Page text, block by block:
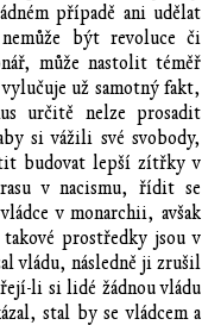
případě ani udělat
být revoluce či
může nastolit téměř
už samotný fakt,
určitě nelze prosadit
si vážili své svobody,
budovat lepší zítřky v
v nacismu, řídit se
v monarchii, avšak
prostředky jsou v
vládu, následně ji zrušil
li si lidé žádnou vládu
stal by se vládcem a